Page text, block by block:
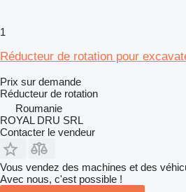
1
Réducteur de rotation pour
Prix sur demande
Réducteur de rotation
Roumanie
ROYAL DRU SRL
Contacter le vendeur
Vous vendez des machines et des
Avec nous, c'est possible !